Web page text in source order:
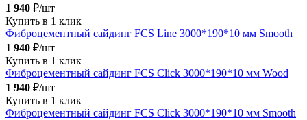
1 940 ₽/шт
Купить в 1 клик
Фиброцементный сайдинг FCS Line 3000*190*10 мм Smooth
1 940 ₽/шт
Купить в 1 клик
Фиброцементный сайдинг FCS Click 3000*190*10 мм Wood
1 940 ₽/шт
Купить в 1 клик
Фиброцементный сайдинг FCS Click 3000*190*10 мм Smooth